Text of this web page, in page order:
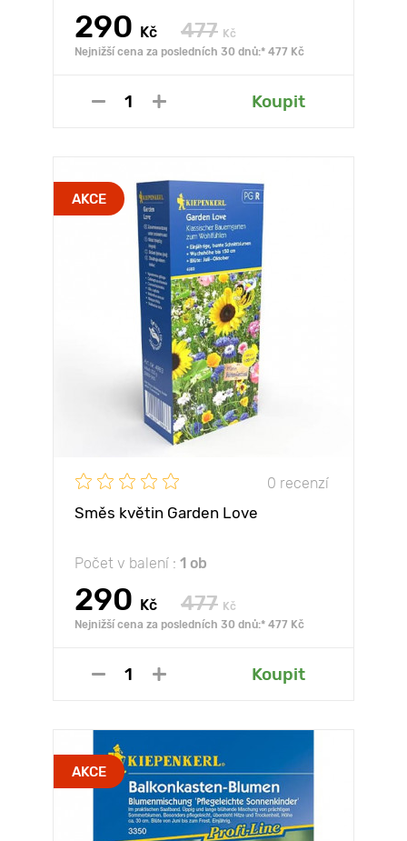
290 Kč 477 Kč
Nejnižší cena za posledních 30 dnů:* 477 Kč
Koupit
AKCE
0 recenzí
Směs květin Garden Love
Počet v balení : 1 ob
290 Kč 477 Kč
Nejnižší cena za posledních 30 dnů:* 477 Kč
Koupit
AKCE